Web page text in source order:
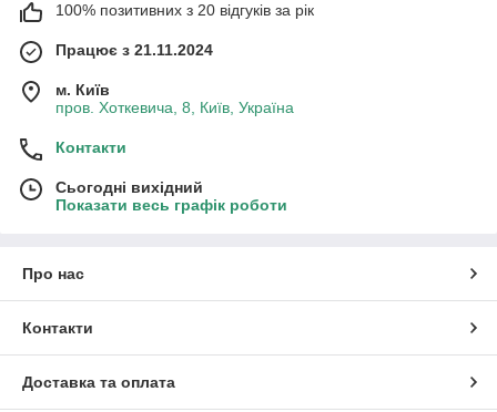
100% позитивних з 20 відгуків за рік
Працює з 21.11.2024
м. Київ
пров. Хоткевича, 8, Київ, Україна
Контакти
Сьогодні вихідний
Показати весь графік роботи
Про нас
Контакти
Доставка та оплата